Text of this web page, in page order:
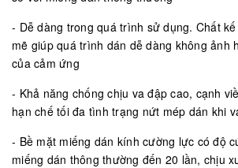
- Dễ dàng trong quá trình sử dụng. Chất
mẽ giúp quá trình dán dễ dàng không ảnh
của cảm ứng
- Khả năng chống chịu va đập cao, cạnh
hạn chế tối đa tình trạng nứt mép dán khi
- Bề mặt miếng dán kính cường lực có độ
miếng dán thông thường đến 20 lần, chịu